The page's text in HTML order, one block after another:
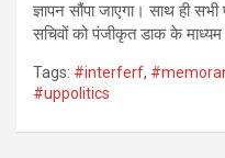
ज्ञापन सौंपा जाएगा। साथ ही सभी
सचिवों को पंजीकृत डाक के माध्यम
Tags: #interferf,
#uppolitics